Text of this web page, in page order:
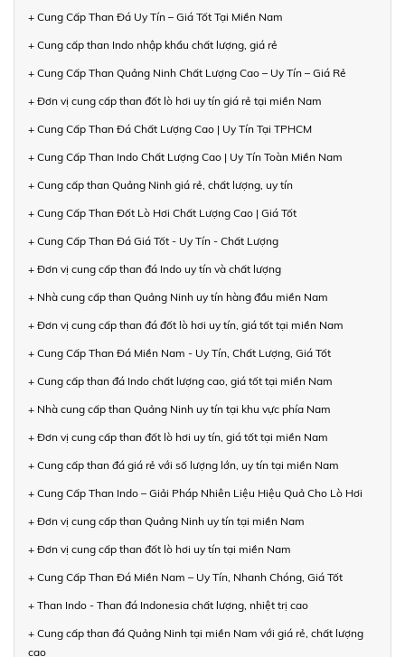
+ Cung Cấp Than Đá Uy Tín – Giá Tốt Tại Miền Nam
+ Cung cấp than Indo nhập khẩu chất lượng, giá rẻ
+ Cung Cấp Than Quảng Ninh Chất Lượng Cao – Uy Tín – Giá Rẻ
+ Đơn vị cung cấp than đốt lò hơi uy tín giá rẻ tại miền Nam
+ Cung Cấp Than Đá Chất Lượng Cao | Uy Tín Tại TPHCM
+ Cung Cấp Than Indo Chất Lượng Cao | Uy Tín Toàn Miền Nam
+ Cung cấp than Quảng Ninh giá rẻ, chất lượng, uy tín
+ Cung Cấp Than Đốt Lò Hơi Chất Lượng Cao | Giá Tốt
+ Cung Cấp Than Đá Giá Tốt - Uy Tín - Chất Lượng
+ Đơn vị cung cấp than đá Indo uy tín và chất lượng
+ Nhà cung cấp than Quảng Ninh uy tín hàng đầu miền Nam
+ Đơn vị cung cấp than đá đốt lò hơi uy tín, giá tốt tại miền Nam
+ Cung Cấp Than Đá Miền Nam - Uy Tín, Chất Lượng, Giá Tốt
+ Cung cấp than đá Indo chất lượng cao, giá tốt tại miền Nam
+ Nhà cung cấp than Quảng Ninh uy tín tại khu vực phía Nam
+ Đơn vị cung cấp than đốt lò hơi uy tín, giá tốt tại miền Nam
+ Cung cấp than đá giá rẻ với số lượng lớn, uy tín tại miền Nam
+ Cung Cấp Than Indo – Giải Pháp Nhiên Liệu Hiệu Quả Cho Lò Hơi
+ Đơn vị cung cấp than Quảng Ninh uy tín tại miền Nam
+ Đơn vị cung cấp than đốt lò hơi uy tín tại miền Nam
+ Cung Cấp Than Đá Miền Nam – Uy Tín, Nhanh Chóng, Giá Tốt
+ Than Indo - Than đá Indonesia chất lượng, nhiệt trị cao
+ Cung cấp than đá Quảng Ninh tại miền Nam với giá rẻ, chất lượng
cao